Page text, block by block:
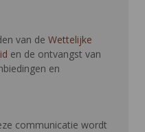
van de Wettelijke
en de ontvangst van
en
communicatie wordt